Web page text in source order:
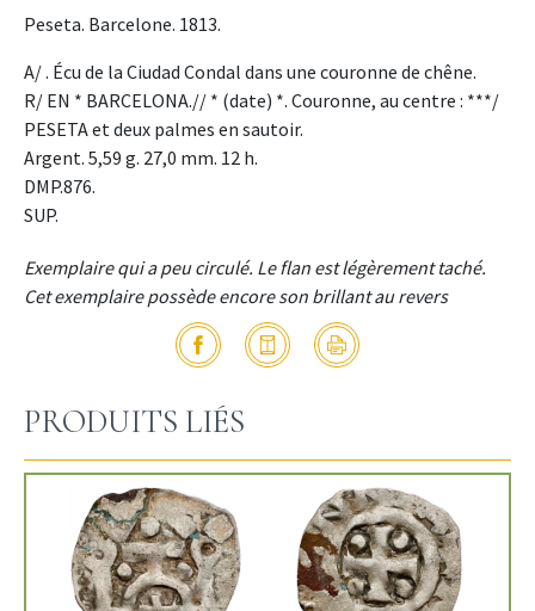
Peseta. Barcelone. 1813.
A/ . Écu de la Ciudad Condal dans une couronne de chêne.
R/ EN * BARCELONA.// * (date) *. Couronne, au centre : ***/
PESETA et deux palmes en sautoir.
Argent. 5,59 g. 27,0 mm. 12 h.
DMP.876.
SUP.
Exemplaire qui a peu circulé. Le flan est légèrement taché.
Cet exemplaire possède encore son brillant au revers
PRODUITS LIÉS